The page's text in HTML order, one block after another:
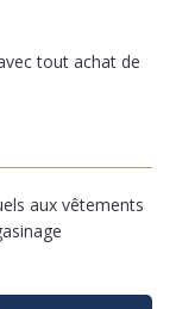
tout achat de
aux vêtements